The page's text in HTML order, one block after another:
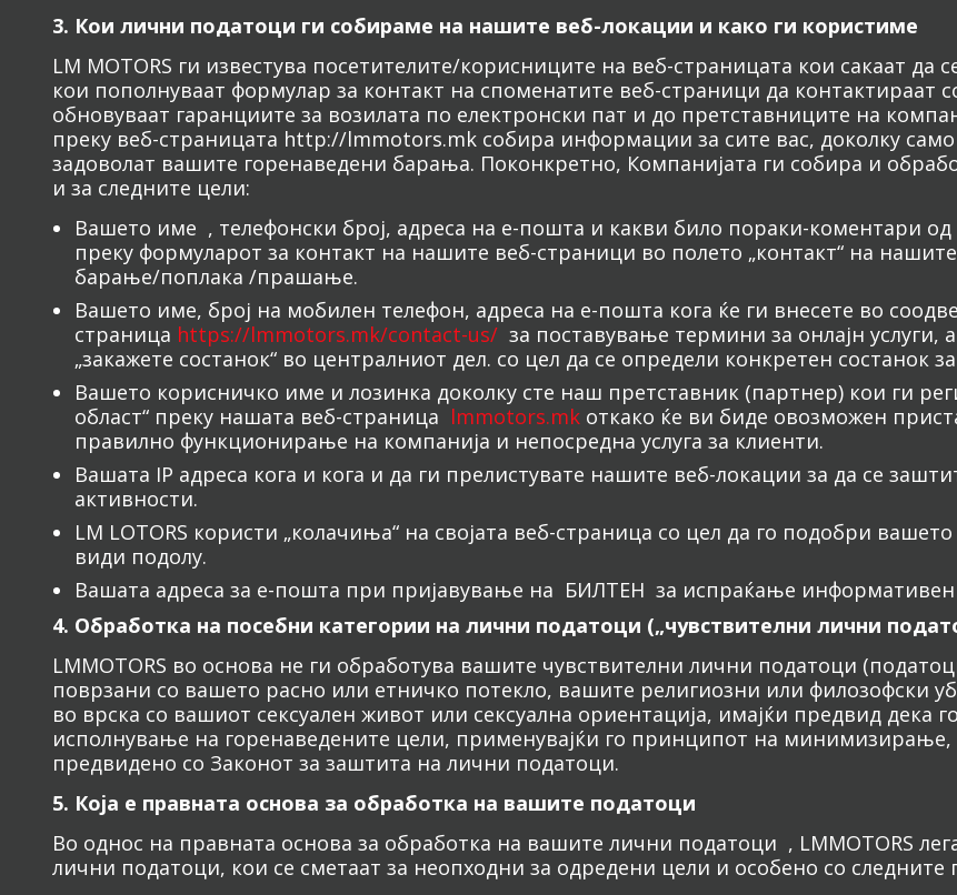
3. Кои лични податоци ги собираме на нашите веб-локации и како ги користиме
LM MOTORS ги известува посетителите/корисниците на веб-страницата кои сакаат
кои пополнуваат формулар за контакт на споменатите веб-страници да контактираат
обновуваат гаранциите за возилата по електронски пат и до претставниците на
преку веб-страницата http://lmmotors.mk собира информации за сите вас, доколку
задоволат вашите горенаведени барања. Поконкретно, Компанијата ги собира и
и за следните цели:
Вашето име , телефонски број, адреса на е-пошта и какви било пораки-коментари од
преку формуларот за контакт на нашите веб-страници во полето „контакт“ на
барање/поплака /прашање.
Вашето име, број на мобилен телефон, адреса на е-пошта кога ќе ги внесете во
страница https://lmmotors.mk/contact-us/ за поставување термини за онлајн услуги,
„закажете состанок“ во централниот дел. со цел да се определи конкретен состанок
Вашето корисничко име и лозинка доколку сте наш претставник (партнер) кои ги
област“ преку нашата веб-страница lmmotors.mk откако ќе ви биде овозможен
правилно функционирање на компанија и непосредна услуга за клиенти.
Вашата IP адреса кога и кога и да ги прелистувате нашите веб-локации за да се
активности.
LM LOTORS користи „колачиња“ на својата веб-страница со цел да го подобри
види подолу.
Вашата адреса за е-пошта при пријавување на БИЛТЕН за испраќање информативен
4. Обработка на посебни категории на лични податоци („чувствителни лични
LMMOTORS во основа не ги обработува вашите чувствителни лични податоци
поврзани со вашето расно или етничко потекло, вашите религиозни или филозофски
во врска со вашиот сексуален живот или сексуална ориентација, имајќи предвид дека
исполнување на горенаведените цели, применувајќи го принципот на
предвидено со Законот за заштита на лични податоци.
5. Која е правната основа за обработка на вашите податоци
Во однос на правната основа за обработка на вашите лични податоци , LMMOTORS
лични податоци, кои се сметаат за неопходни за одредени цели и особено со следните